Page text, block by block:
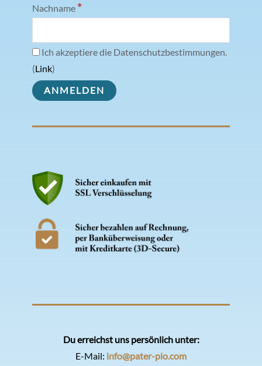
Nachname *
Ich akzeptiere die Datenschutzbestimmungen.
(Link)
Du erreichst uns persönlich unter:
E-Mail: info@pater-pio.com